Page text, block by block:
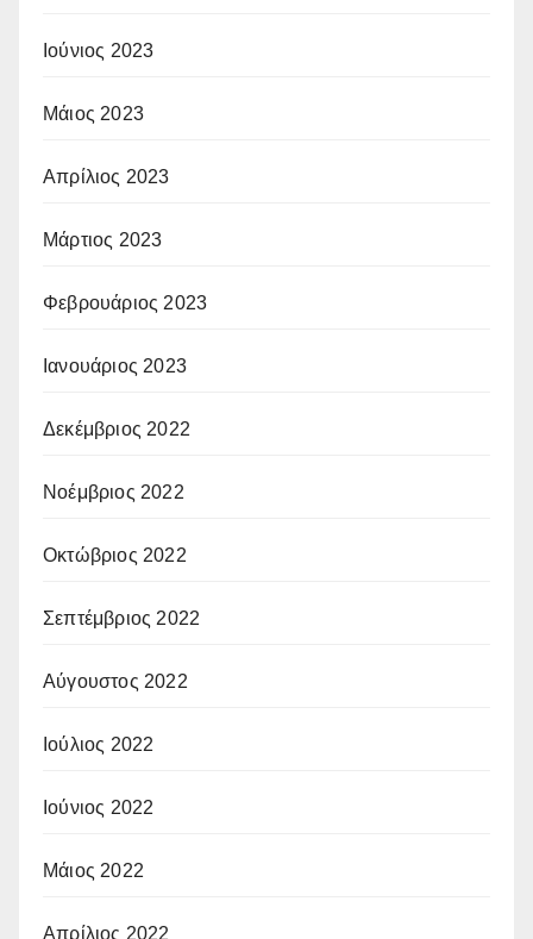
Ιούνιος 2023
Μάιος 2023
Απρίλιος 2023
Μάρτιος 2023
Φεβρουάριος 2023
Ιανουάριος 2023
Δεκέμβριος 2022
Νοέμβριος 2022
Οκτώβριος 2022
Σεπτέμβριος 2022
Αύγουστος 2022
Ιούλιος 2022
Ιούνιος 2022
Μάιος 2022
Απρίλιος 2022